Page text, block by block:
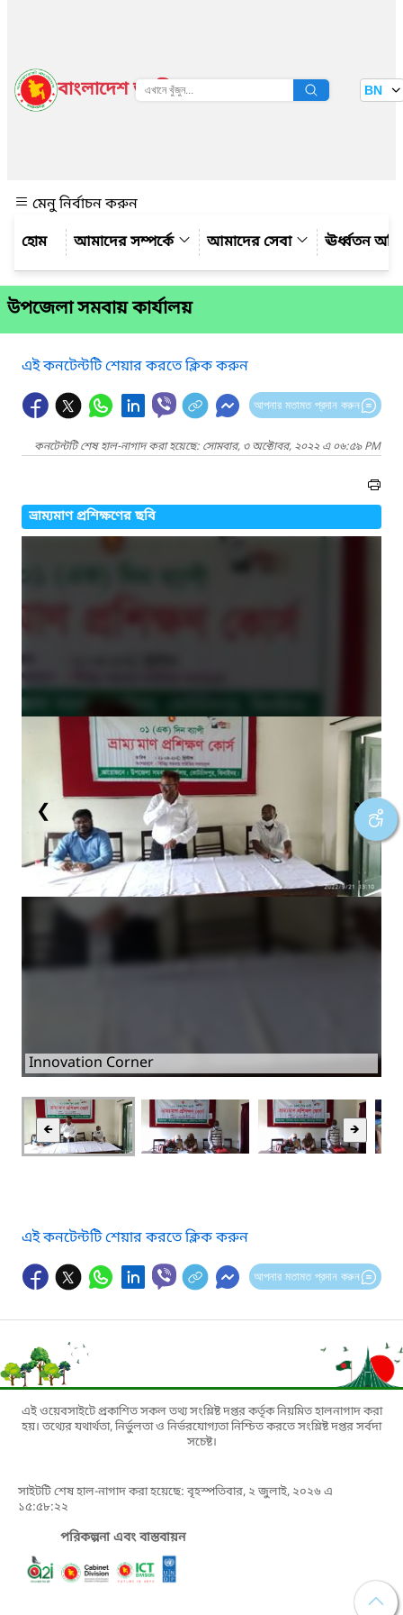
বাংলাদেশ জাতীয় তথ্য বাতায়ন BN
মেনু নির্বাচন করুন
আমাদের সম্পর্কে
আমাদের সেবা ঊর্ধ্বতন
উপজেলা সমবায় কার্যালয়
এই কনটেন্টটি শেয়ার করতে ক্লিক করুন
আপনার মতামত প্রদান করুন
কনটেন্টটি শেষ হাল-নাগাদ করা হয়েছে: সোমবার, ৩ অক্টোবর, ২০২২ এ ০৬:৫৯ PM
ভ্রাম্যমাণ প্রশিক্ষণের ছবি
Innovation Corner
❮ ❯
🡸 🡺
এই কনটেন্টটি শেয়ার করতে ক্লিক করুন
আপনার মতামত প্রদান করুন
এই ওয়েবসাইটে প্রকাশিত সকল তথ্য সংশ্লিষ্ট দপ্তর কর্তৃক নিয়মিত হালনাগাদ করা
হয়। তথ্যের যথার্থতা, নির্ভুলতা ও নির্ভরযোগ্যতা নিশ্চিত করতে সংশ্লিষ্ট দপ্তর সর্বদা
সচেষ্ট।
সাইটটি শেষ হাল-নাগাদ করা হয়েছে: বৃহস্পতিবার, ২ জুলাই, ২০২৬ এ
১৫:৫৮:২২
পরিকল্পনা এবং বাস্তবায়ন